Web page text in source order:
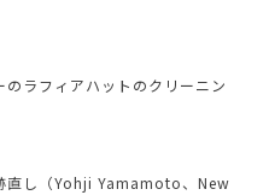
のラフィアハットのクリーニン
直し（Yohji Yamamoto、New